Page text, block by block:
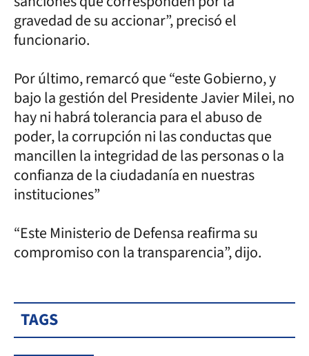
gravedad de su accionar”, precisó el
funcionario.
Por último, remarcó que “este Gobierno, y
bajo la gestión del Presidente Javier Milei, no
hay ni habrá tolerancia para el abuso de
poder, la corrupción ni las conductas que
mancillen la integridad de las personas o la
confianza de la ciudadanía en nuestras
instituciones”
“Este Ministerio de Defensa reafirma su
compromiso con la transparencia”, dijo.
TAGS